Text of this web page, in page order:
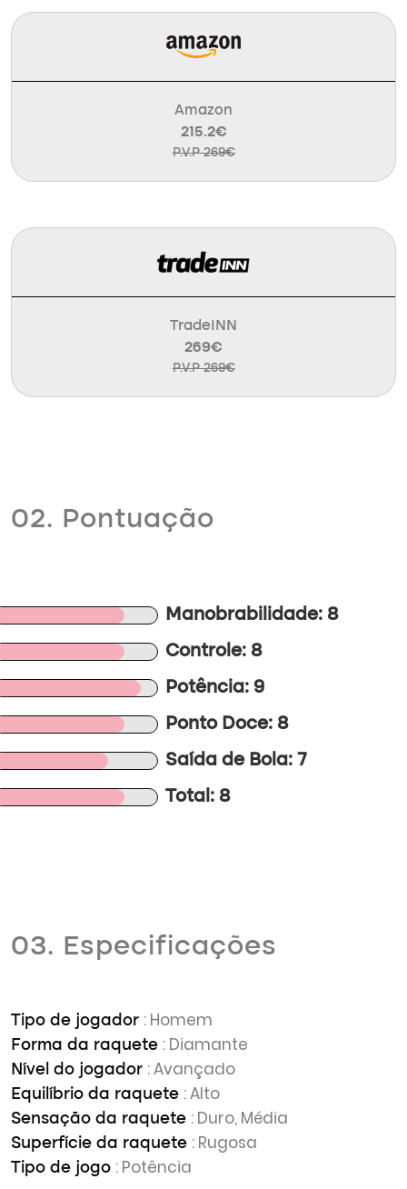
Amazon
215.2€
P.V.P 269€
TradeINN
269€
P.V.P 269€
02. Pontuação
Manobrabilidade: 8
Controle: 8
Potência: 9
Ponto Doce: 8
Saída de Bola: 7
Total: 8
03. Especificações
Tipo de jogador : Homem
Forma da raquete : Diamante
Nível do jogador : Avançado
Equilíbrio da raquete : Alto
Sensação da raquete : Duro, Média
Superfície da raquete : Rugosa
Tipo de jogo : Potência